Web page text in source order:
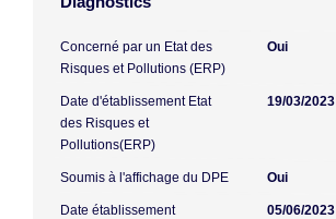
Concerné par un Etat des
Risques et Pollutions (ERP)
Oui
Date d'établissement Etat
des Risques et
Pollutions(ERP)
19/03/2023
Soumis à l'affichage du DPE Oui
Date établissement
05/06/2023